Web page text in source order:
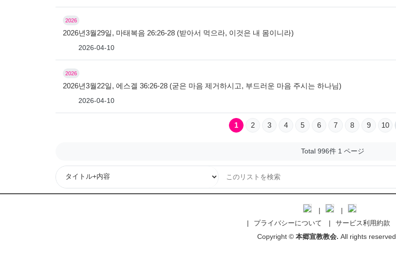
2026
2026년3월29일, 마태복음 26:26-28 (받아서 먹으라, 이것은 내 몸이니라)
2026-04-10
2026
2026년3월22일, 에스겔 36:26-28 (굳은 마음 제거하시고, 부드러운 마음 주시는 하나님)
2026-04-10
1 2 3 4 5 6 7 8 9 10
Total 996件1 ページ
プライバシーについて
サービス利用約款
Copyright © 本郷宣教教会. All rights reserved.